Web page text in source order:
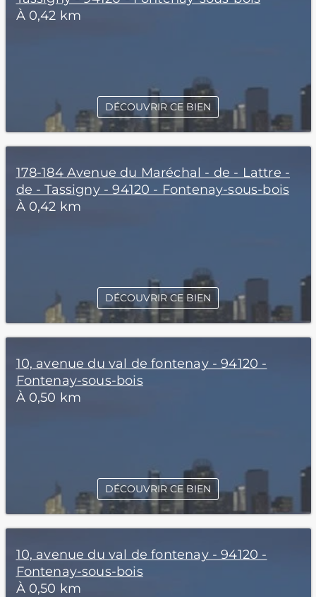
À 0,42 km
DÉCOUVRIR CE BIEN
178-184 Avenue du Maréchal - de - Lattre -
de - Tassigny - 94120 - Fontenay-sous-bois
À 0,42 km
DÉCOUVRIR CE BIEN
10, avenue du val de fontenay - 94120 -
Fontenay-sous-bois
À 0,50 km
DÉCOUVRIR CE BIEN
10, avenue du val de fontenay - 94120 -
Fontenay-sous-bois
À 0,50 km